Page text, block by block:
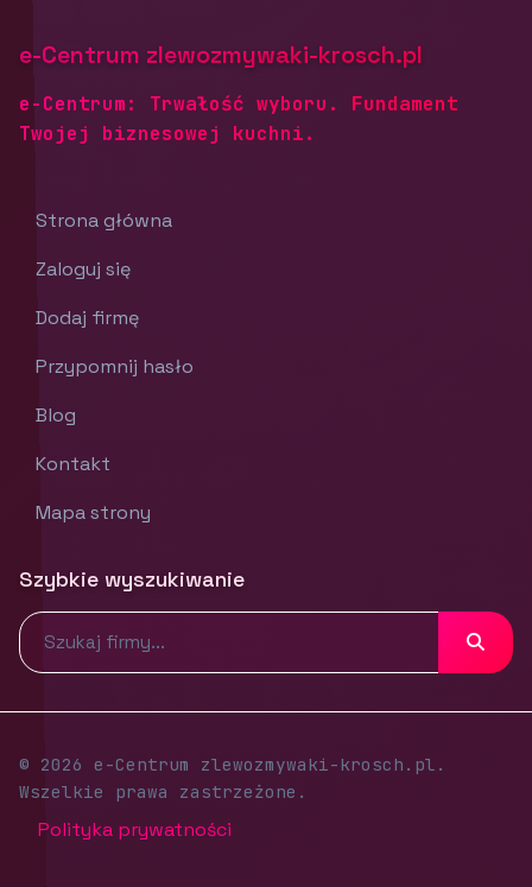
e-Centrum zlewozmywaki-krosch.pl
e-Centrum: Trwałość wyboru. Fundament
Twojej biznesowej kuchni.
Strona główna
Zaloguj się
Dodaj firmę
Przypomnij hasło
Blog
Kontakt
Mapa strony
Szybkie wyszukiwanie
© 2026 e-Centrum zlewozmywaki-krosch.pl.
Wszelkie prawa zastrzeżone.
Polityka prywatności